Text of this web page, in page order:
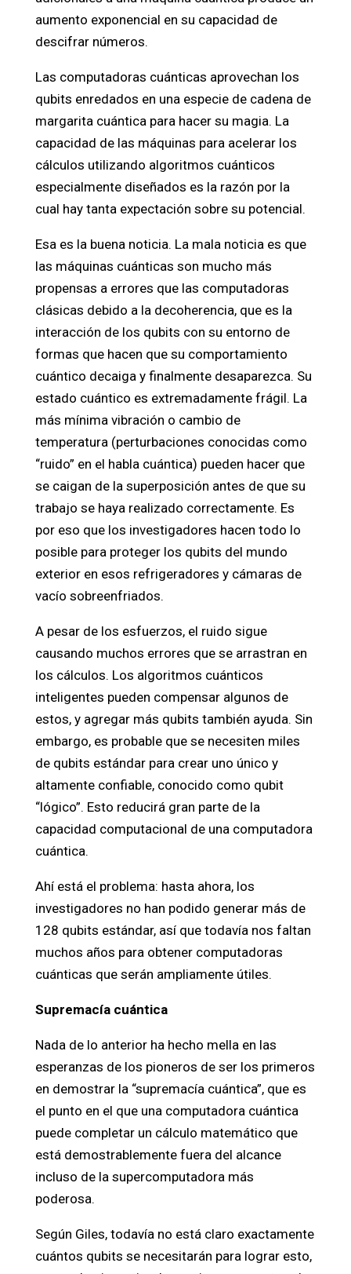
aumento exponencial en su capacidad de
descifrar números.
Las computadoras cuánticas aprovechan los
qubits enredados en una especie de cadena de
margarita cuántica para hacer su magia. La
capacidad de las máquinas para acelerar los
cálculos utilizando algoritmos cuánticos
especialmente diseñados es la razón por la
cual hay tanta expectación sobre su potencial.
Esa es la buena noticia. La mala noticia es que
las máquinas cuánticas son mucho más
propensas a errores que las computadoras
clásicas debido a la decoherencia, que es la
interacción de los qubits con su entorno de
formas que hacen que su comportamiento
cuántico decaiga y finalmente desaparezca. Su
estado cuántico es extremadamente frágil. La
más mínima vibración o cambio de
temperatura (perturbaciones conocidas como
“ruido” en el habla cuántica) pueden hacer que
se caigan de la superposición antes de que su
trabajo se haya realizado correctamente. Es
por eso que los investigadores hacen todo lo
posible para proteger los qubits del mundo
exterior en esos refrigeradores y cámaras de
vacío sobreenfriados.
A pesar de los esfuerzos, el ruido sigue
causando muchos errores que se arrastran en
los cálculos. Los algoritmos cuánticos
inteligentes pueden compensar algunos de
estos, y agregar más qubits también ayuda. Sin
embargo, es probable que se necesiten miles
de qubits estándar para crear uno único y
altamente confiable, conocido como qubit
“lógico”. Esto reducirá gran parte de la
capacidad computacional de una computadora
cuántica.
Ahí está el problema: hasta ahora, los
investigadores no han podido generar más de
128 qubits estándar, así que todavía nos faltan
muchos años para obtener computadoras
cuánticas que serán ampliamente útiles.
Supremacía cuántica
Nada de lo anterior ha hecho mella en las
esperanzas de los pioneros de ser los primeros
en demostrar la “supremacía cuántica”, que es
el punto en el que una computadora cuántica
puede completar un cálculo matemático que
está demostrablemente fuera del alcance
incluso de la supercomputadora más
poderosa.
Según Giles, todavía no está claro exactamente
cuántos qubits se necesitarán para lograr esto,